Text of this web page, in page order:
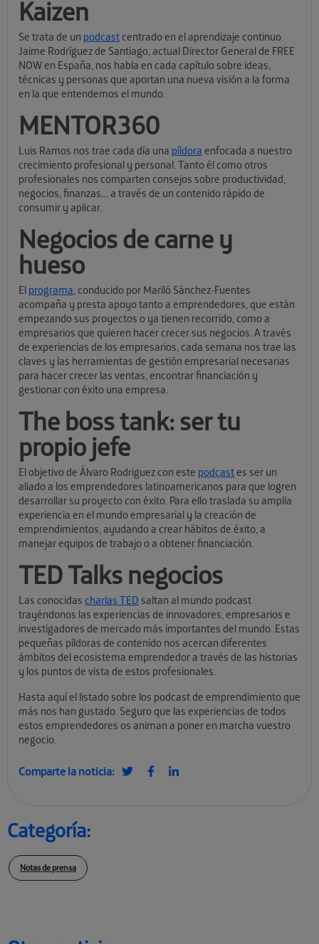
Kaizen
Se trata de un podcastcentrado en el aprendizaje continuo.
Jaime Rodríguez de Santiago, actual Director General de FREE
NOW en España, nos habla en cada capítulo sobre ideas,
técnicas y personas que aportan una nueva visión a la forma
en la que entendemos el mundo.
MENTOR360
Luis Ramos nos trae cada día una píldora enfocada a nuestro
crecimiento profesional y personal. Tanto él como otros
profesionales nos comparten consejos sobre productividad,
negocios, finanzas… a través de un contenido rápido de
consumir y aplicar.
Negocios de carne y
hueso
El programa, conducido por Mariló Sánchez-Fuentes
acompaña y presta apoyo tanto a emprendedores, que están
empezando sus proyectos o ya tienen recorrido, como a
empresarios que quieren hacer crecer sus negocios. A través
de experiencias de los empresarios, cada semana nos trae las
claves y las herramientas de gestión empresarial necesarias
para hacer crecer las ventas, encontrar financiación y
gestionar con éxito una empresa.
The boss tank: ser tu
propio jefe
El objetivo de Álvaro Rodriguez con este podcastes ser un
aliado a los emprendedores latinoamericanos para que logren
desarrollar su proyecto con éxito. Para ello traslada su amplia
experiencia en el mundo empresarial y la creación de
emprendimientos, ayudando a crear hábitos de éxito, a
manejar equipos de trabajo o a obtener financiación.
TED Talks negocios
Las conocidas charlas TED saltan al mundo podcast
trayéndonos las experiencias de innovadores, empresarios e
investigadores de mercado más importantes del mundo. Estas
pequeñas píldoras de contenido nos acercan diferentes
ámbitos del ecosistema emprendedor a través de las historias
y los puntos de vista de estos profesionales.
Hasta aquí el listado sobre los podcast de emprendimiento que
más nos han gustado. Seguro que las experiencias de todos
estos emprendedores os animan a poner en marcha vuestro
negocio.
Comparte la noticia:
Categoría:
Notas de prensa